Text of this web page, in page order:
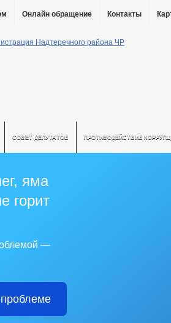
Онлайн обращение Контакты
СОВЕТ ДЕПУТАТОВ ПРОТИВОДЕЙСТВИЕ
яма
горит
—